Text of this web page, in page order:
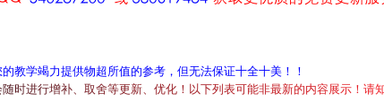
教学竭力提供物超所值的参考，但无法保证十全十美！！
随时进行增补、 取舍等更新、 优化 ！ 以下列 表可能非最新的内容展示 ！ 请